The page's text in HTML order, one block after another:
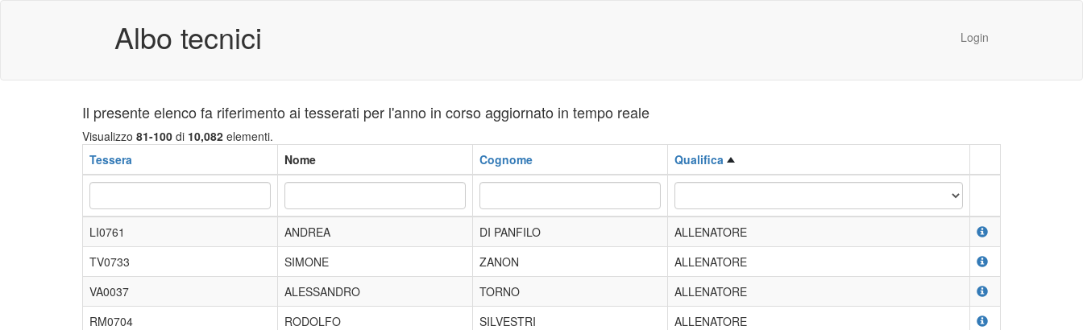
Albo tecnici Login
Il presente elenco fa riferimento ai tesserati per l'anno in corso aggiornato in tempo reale
Visualizzo 81-100 di 10,082 elementi.
Tessera
Nome Cognome Qualifica
LI0761 ANDREA DI PANFILO
ALLENATORE
TV0733
SIMONE ZANON
ALLENATORE
VA0037
ALESSANDRO TORNO
ALLENATORE
RM0704
RODOLFO SILVESTRI
ALLENATORE